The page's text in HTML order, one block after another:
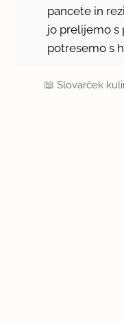
pancete in
jo prelijemo s
potresemo s
📖Slovarček